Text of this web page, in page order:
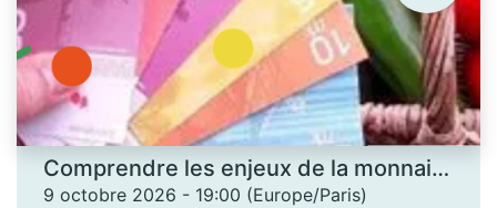
Comprendre les enjeux de la monnaie locale - Les Ateliers des savoirs
9 octobre 2026 - 19:00 (Europe/Paris)